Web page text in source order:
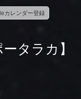
カレンダー登録
タラカ】